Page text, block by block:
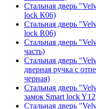
Стальная дверь
lock К06)
Стальная дверь
lock R06)
Стальная дверь
часть)
Стальная дверь
дверная ручка с
черная)
Стальная дверь
замок Smart lock
Стальная дверь